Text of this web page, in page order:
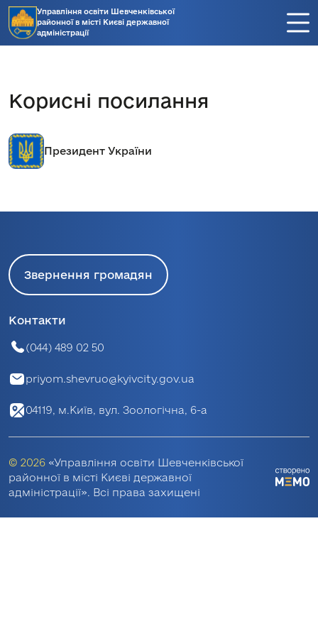
Управління освіти Шевченківської
районної в місті Києві державної
адміністрації
Корисні посилання
Президент України
Звернення громадян
Контакти
(044) 489 02 50
priyom.shevruo@kyivcity.gov.ua
04119, м.Київ, вул. Зоологічна, 6-а
© 2026 «Управління освіти Шевченківської
районної в місті Києві державної
адміністрації». Всі права захищені